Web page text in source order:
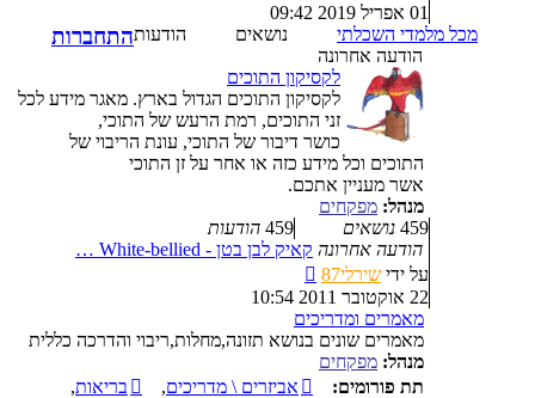
בהודעה
האחרונה
01 אפריל 2019 09:42
מכל מלמדי השכלתי
נושאים
הודעות
הודעה אחרונה
לקסיקון התוכים
לקסיקון התוכים הגדול בארץ. מאגר מידע לכל
זני התוכים, רמת הרעש של התוכי,
כושר דיבור של התוכי, עונת הריבוי של
התוכים וכל מידע כזה או אחר על זן התוכי
אשר מעניין אתכם.
מנהל: מפקחים
459 נושאים 459 הודעות
הודעה אחרונה קאיק לבן בטן - White-bellied …
על ידי שירלי87
בהודעה
האחרונה
22 אוקטובר 2011 10:54
מאמרים ומדריכים
מאמרים שונים בנושא תזונה,מחלות,ריבוי והדרכה כללית
מנהל: מפקחים
תת פורומים:
אביזרים \ מדריכים, בריאות,
התחברות